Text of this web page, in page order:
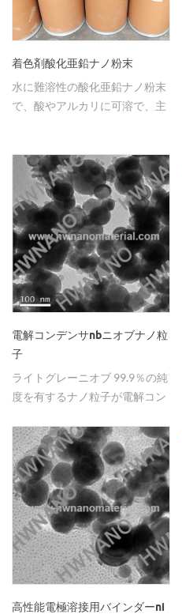
着色剤酸化亜鉛ナノ粉末
水に難溶性の酸化亜鉛ナノ粉末
で、酸やアルカリに可溶で、主
電解コンデンサnbニオブナノ粒
子
ライトグレーニオブ 99.9％の純
度を有するナノ粒子が電解コン
品および産業機器。
高性能電極溶接用バインダーni